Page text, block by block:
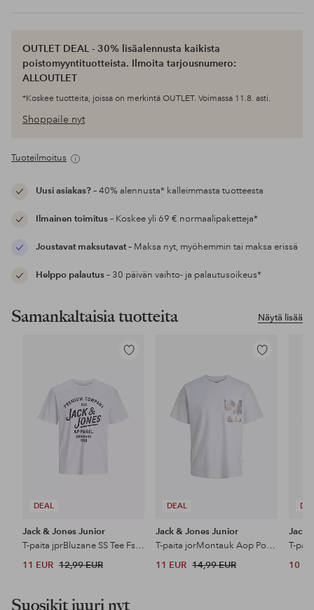
OUTLET DEAL - 30% lisäalennusta kaikista
poistomyyntituotteista. Ilmoita tarjousnumero:
ALLOUTLET
*Koskee tuotteita, joissa on merkintä OUTLET. Voimassa 11.8. asti.
Shoppaile nyt
Tuoteilmoitus
Uusi asiakas?– 40% alennusta* kalleimmasta tuotteesta
Ilmainen toimitus– Koskee yli 69 € normaalipaketteja*
Joustavat maksutavat– Maksa nyt, myöhemmin tai maksa erissä
Helppo palautus– 30 päivän vaihto- ja palautusoikeus*
Näytä lisää
Samankaltaisia tuotteita
DEAL
Lisää
Jack & Jones Junior
T-paita jprBluzane SS Tee Fst Jnr
11 EUR 12,99 EUR
DEAL
Lisää
Jack & Jones Junior
T-paita jorMontauk Aop Pocket Tee CN Jnr
11 EUR 14,99 EUR
Jack
10
Suosikit juuri nyt